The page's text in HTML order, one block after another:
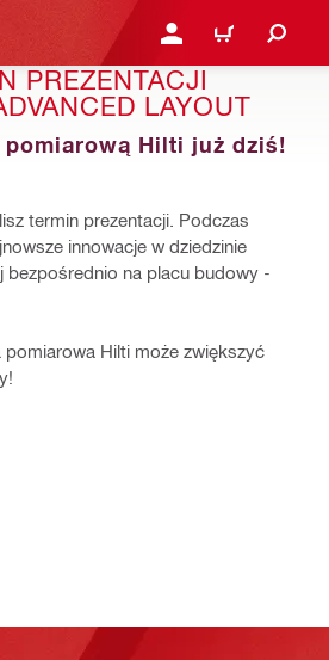
ZALOGUJ SIĘ LUB
KOSZYK
PREZENTACJI
LAYOUT
Hilti już dziś!
termin prezentacji. Podczas
innowacje w dziedzinie
bezpośrednio na placu budowy -
Hilti może zwiększyć